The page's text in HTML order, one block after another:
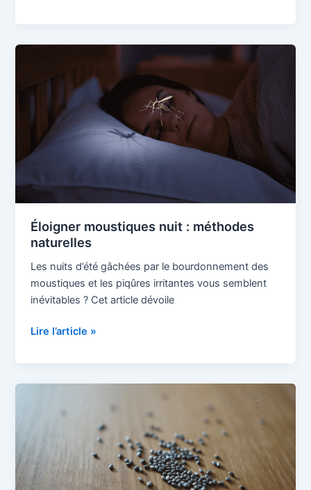
Éloigner moustiques nuit : méthodes
naturelles
Les nuits d’été gâchées par le bourdonnement des
moustiques et les piqûres irritantes vous semblent
inévitables ? Cet article dévoile
méthodes
naturelles
Lire l’article »
hormone
du